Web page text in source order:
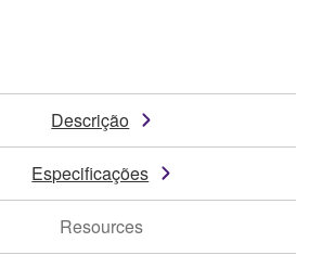
Descrição
Especificações
Resources